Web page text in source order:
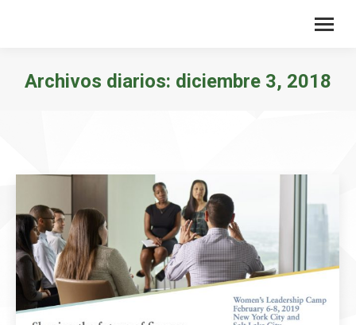
Archivos diarios: diciembre 3, 2018